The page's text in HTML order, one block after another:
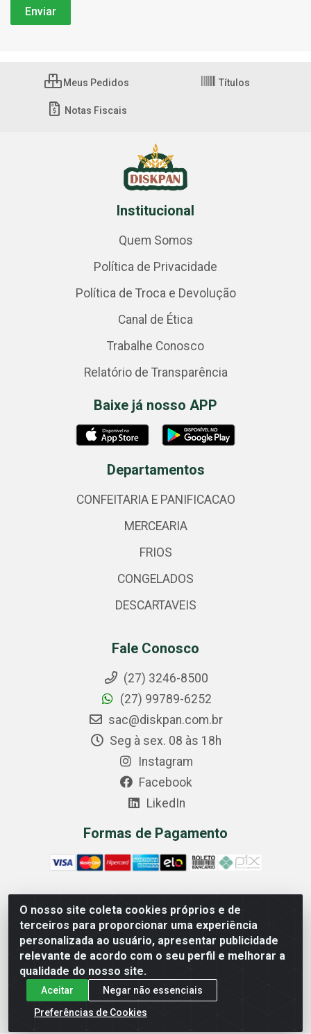
O nosso site coleta cookies próprios e de
terceiros para proporcionar uma experiência
personalizada ao usuário, apresentar publicidade
relevante de acordo com o seu perfil e melhorar a
qualidade do nosso site.
Aceitar
Negar não essenciais
Preferências de Cookies
Meus Pedidos Títulos
Notas Fiscais
Institucional
Quem Somos
Política de Privacidade
Política de Troca e Devolução
Canal de Ética
Trabalhe Conosco
Relatório de Transparência
Baixe já nosso APP
Departamentos
CONFEITARIA E PANIFICACAO
MERCEARIA
FRIOS
CONGELADOS
DESCARTAVEIS
Fale Conosco
(27) 3246-8500
(27) 99789-6252
sac@diskpan.com.br
Seg à sex. 08 às 18h
Instagram
Facebook
LikedIn
Formas de Pagamento
Comercial Diskpan Ltda - Av. Fernando Antonio, 1911 -
Sotelandia, Cariacica/ES - CEP 29140-669 - CNPJ
02.691.482/0001-07